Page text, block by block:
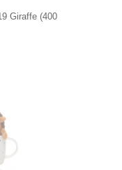
Giraffe (400